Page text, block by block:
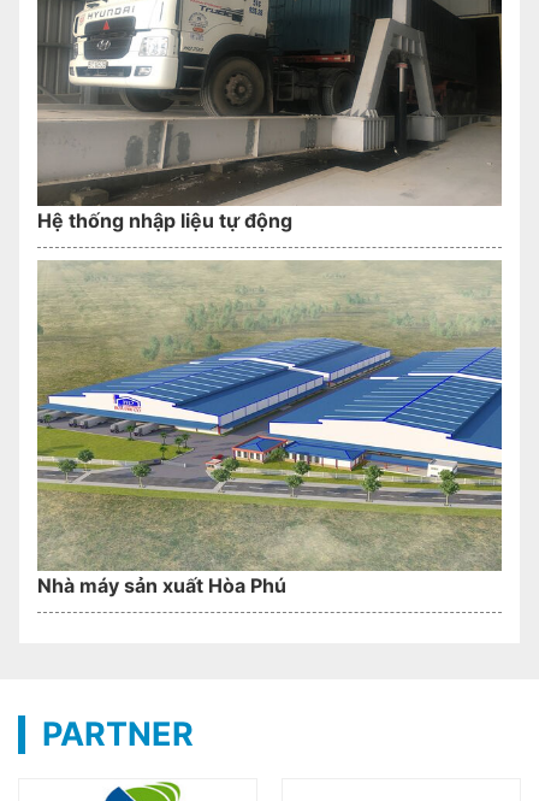
Hệ thống nhập liệu tự động
Nhà máy sản xuất Hòa Phú
PARTNER